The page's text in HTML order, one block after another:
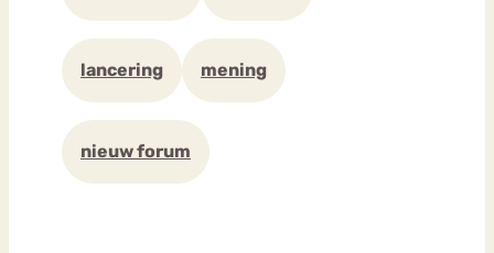
lancering mening
nieuw forum